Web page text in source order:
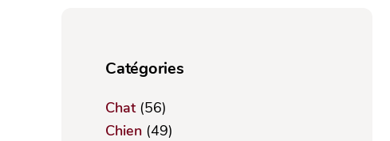
Catégories
Chat(56)
Chien (49)